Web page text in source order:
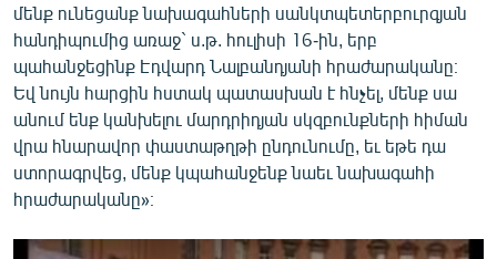
մենք ունեցանք նախագահների սանկտպետերբուրգյան
հանդիպումից առաջ` ս.թ. հուլիսի 16-ին, երբ
պահանջեցինք Էդվարդ Նալբանդյանի հրաժարականը։
Եվ նույն հարցին հստակ պատասխան է հնչել, մենք սա
անում ենք կանխելու մարդրիդյան սկզբունքների հիման
վրա հնարավոր փաստաթղթի ընդունումը, եւ եթե դա
ստորագրվեց, մենք կպահանջենք նաեւ նախագահի
հրաժարականը»։